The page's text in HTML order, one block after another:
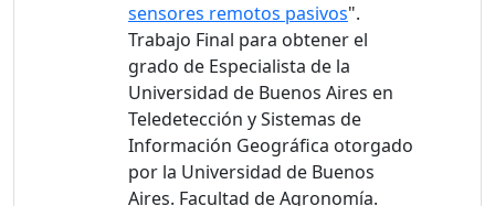
sensores remotos pasivos".
Trabajo Final para obtener el
grado de Especialista de la
Universidad de Buenos Aires en
Teledetección y Sistemas de
Información Geográfica otorgado
por la Universidad de Buenos
Aires. Facultad de Agronomía.